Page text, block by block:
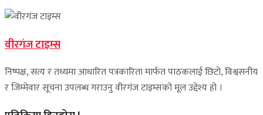
वीरगंज टाइम्स
निष्पक्ष, सत्य र तथ्यमा आधारित पत्रकारिता मार्फत पाठकलाई छिटो, विश्वसनीय
र जिम्मेवार सूचना उपलब्ध गराउनु वीरगंज टाइम्सको मूल उद्देश्य हो ।